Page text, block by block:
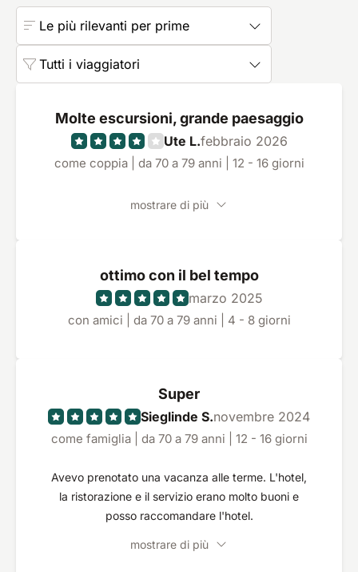
Le più rilevanti per prime
Tutti i viaggiatori
Molte escursioni, grande paesaggio
Ute L.febbraio 2026
come coppia | da 70 a 79 anni | 12 - 16 giorni
mostrare di più
ottimo con il bel tempo
marzo 2025
con amici | da 70 a 79 anni | 4 - 8 giorni
Super
Sieglinde S.novembre 2024
come famiglia | da 70 a 79 anni | 12 - 16 giorni
Avevo prenotato una vacanza alle terme. L'hotel,
la ristorazione e il servizio erano molto buoni e
posso raccomandare l'hotel.
mostrare di più